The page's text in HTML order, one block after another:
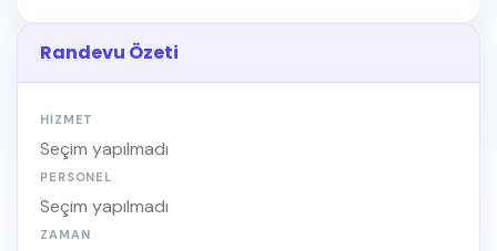
Randevu Özeti
HIZMET
Seçim yapılmadı
PERSONEL
Seçim yapılmadı
ZAMAN